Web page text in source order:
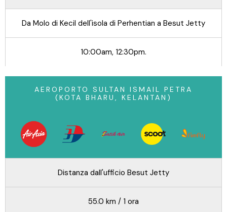
Da Molo di Kecil dell'isola di Perhentian a Besut Jetty
10:00am, 12:30pm.
AEROPORTO SULTAN ISMAIL PETRA
(KOTA BHARU, KELANTAN)
Distanza dall'ufficio Besut Jetty
55.0 km / 1 ora